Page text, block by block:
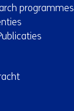
programmes